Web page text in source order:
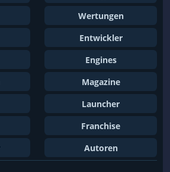
Wertungen
Entwickler
Engines
Magazine
Launcher
Franchise
Autoren